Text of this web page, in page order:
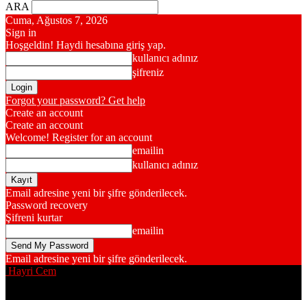
ARA
Cuma, Ağustos 7, 2026
Sign in
Hoşgeldin! Haydi hesabına giriş yap.
kullanıcı adınız
şifreniz
Forgot your password? Get help
Create an account
Create an account
Welcome! Register for an account
emailin
kullanıcı adınız
Email adresine yeni bir şifre gönderilecek.
Password recovery
Şifreni kurtar
emailin
Email adresine yeni bir şifre gönderilecek.
Hayri Cem